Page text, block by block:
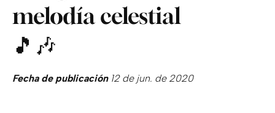
melodía celestial
🎵🎶
Fecha de publicación12 de jun. de 2020